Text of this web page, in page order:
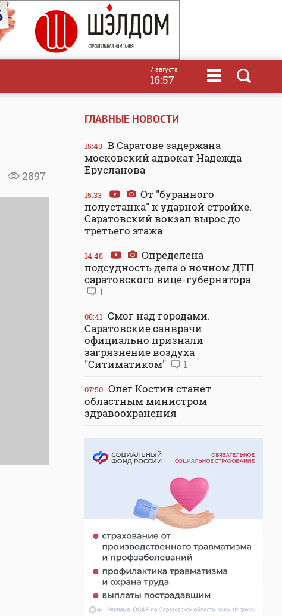
7 августа
16:57
2897
ГЛАВНЫЕ НОВОСТИ
15:49 В Саратове задержана
московский адвокат Надежда
Ерусланова
15:33
От "буранного
полустанка" к ударной стройке.
Саратовский вокзал вырос до
третьего этажа
14:48
Определена
подсудность дела о ночном ДТП
саратовского вице-губернатора
1
08:41 Смог над городами.
Саратовские санврачи
официально признали
загрязнение воздуха
"Ситиматиком"
1
07:50 Олег Костин станет
областным министром
здравоохранения